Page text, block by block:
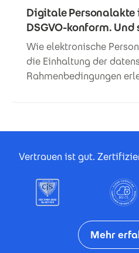
Digitale Personalakte
DSGVO-konform. Und
Wie elektronische
die Einhaltung der
Rahmenbedingungen
Vertrauen ist gut.
Mehr